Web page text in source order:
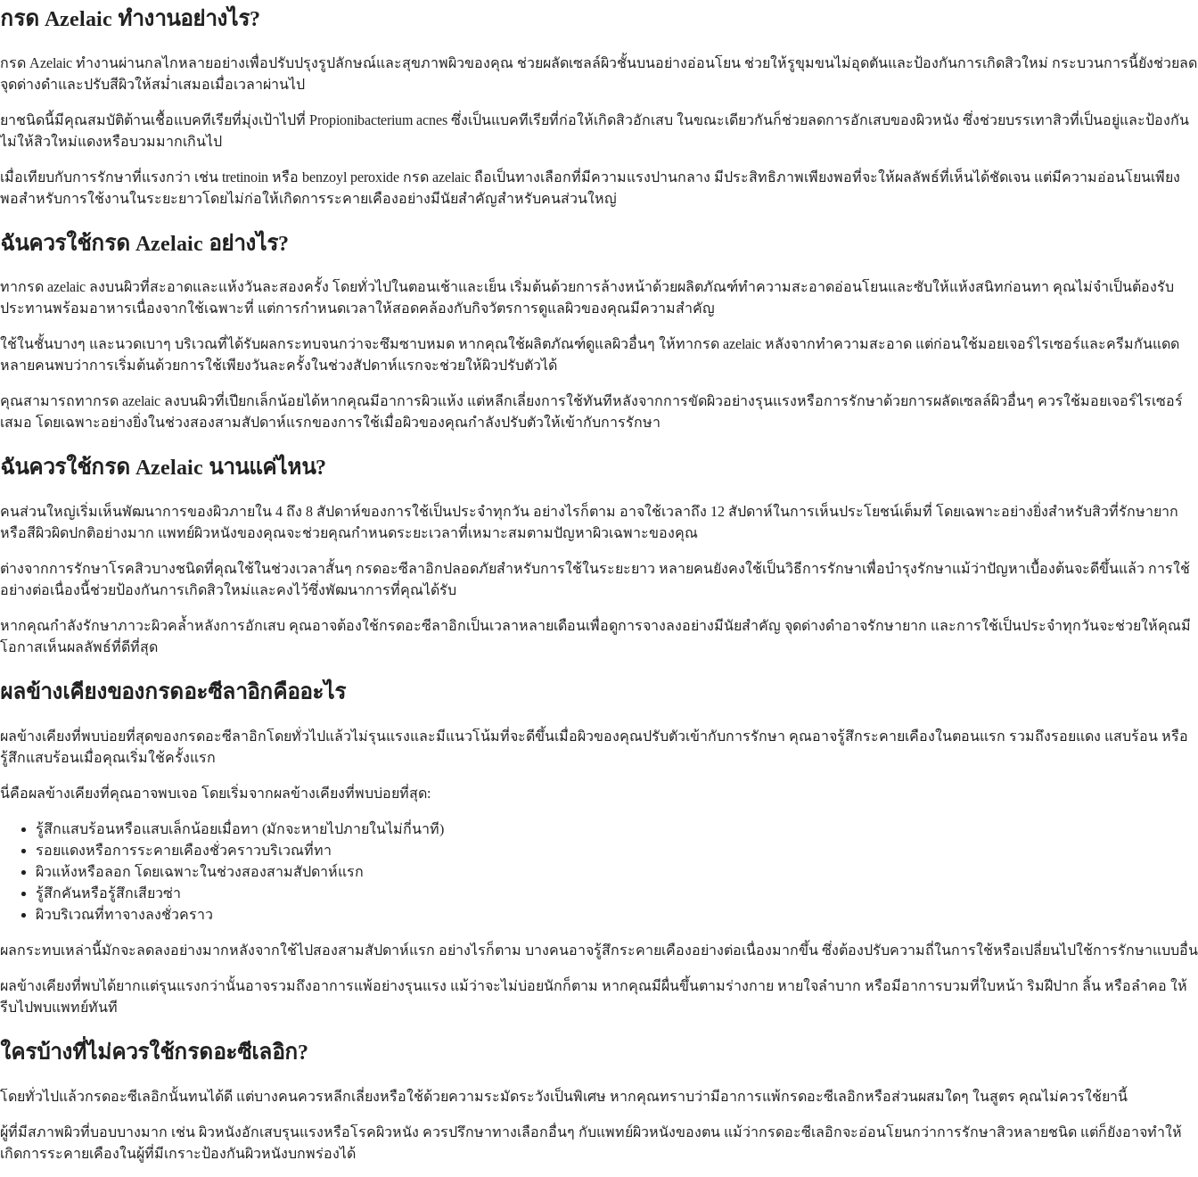
กรด Azelaic ทำงานอย่างไร?
กรด Azelaic ทำงานผ่านกลไกหลายอย่างเพื่อปรับปรุงรูปลักษณ์และสุขภาพผิวของคุณ ช่วยผลัดเซลล์ผิวชั้นบนอย่างอ่อนโยน ช่วยให้รูขุมขนไม่อุดตันและป้องกันการเกิดสิวใหม่ กระบวนการนี้ยังช่วยลด
จุดด่างดำและปรับสีผิวให้สม่ำเสมอเมื่อเวลาผ่านไป
ยาชนิดนี้มีคุณสมบัติต้านเชื้อแบคทีเรียที่มุ่งเป้าไปที่ Propionibacterium acnes ซึ่งเป็นแบคทีเรียที่ก่อให้เกิดสิวอักเสบ ในขณะเดียวกันก็ช่วยลดการอักเสบของผิวหนัง ซึ่งช่วยบรรเทาสิวที่เป็นอยู่และป้องกัน
ไม่ให้สิวใหม่แดงหรือบวมมากเกินไป
เมื่อเทียบกับการรักษาที่แรงกว่า เช่น tretinoin หรือ benzoyl peroxide กรด azelaic ถือเป็นทางเลือกที่มีความแรงปานกลาง มีประสิทธิภาพเพียงพอที่จะให้ผลลัพธ์ที่เห็นได้ชัดเจน แต่มีความอ่อนโยนเพียง
พอสำหรับการใช้งานในระยะยาวโดยไม่ก่อให้เกิดการระคายเคืองอย่างมีนัยสำคัญสำหรับคนส่วนใหญ่
ฉันควรใช้กรด Azelaic อย่างไร?
ทากรด azelaic ลงบนผิวที่สะอาดและแห้งวันละสองครั้ง โดยทั่วไปในตอนเช้าและเย็น เริ่มต้นด้วยการล้างหน้าด้วยผลิตภัณฑ์ทำความสะอาดอ่อนโยนและซับให้แห้งสนิทก่อนทา คุณไม่จำเป็นต้องรับ
ประทานพร้อมอาหารเนื่องจากใช้เฉพาะที่ แต่การกำหนดเวลาให้สอดคล้องกับกิจวัตรการดูแลผิวของคุณมีความสำคัญ
ใช้ในชั้นบางๆ และนวดเบาๆ บริเวณที่ได้รับผลกระทบจนกว่าจะซึมซาบหมด หากคุณใช้ผลิตภัณฑ์ดูแลผิวอื่นๆ ให้ทากรด azelaic หลังจากทำความสะอาด แต่ก่อนใช้มอยเจอร์ไรเซอร์และครีมกันแดด
หลายคนพบว่าการเริ่มต้นด้วยการใช้เพียงวันละครั้งในช่วงสัปดาห์แรกจะช่วยให้ผิวปรับตัวได้
คุณสามารถทากรด azelaic ลงบนผิวที่เปียกเล็กน้อยได้หากคุณมีอาการผิวแห้ง แต่หลีกเลี่ยงการใช้ทันทีหลังจากการขัดผิวอย่างรุนแรงหรือการรักษาด้วยการผลัดเซลล์ผิวอื่นๆ ควรใช้มอยเจอร์ไรเซอร์
เสมอ โดยเฉพาะอย่างยิ่งในช่วงสองสามสัปดาห์แรกของการใช้เมื่อผิวของคุณกำลังปรับตัวให้เข้ากับการรักษา
ฉันควรใช้กรด Azelaic นานแค่ไหน?
คนส่วนใหญ่เริ่มเห็นพัฒนาการของผิวภายใน 4 ถึง 8 สัปดาห์ของการใช้เป็นประจำทุกวัน อย่างไรก็ตาม อาจใช้เวลาถึง 12 สัปดาห์ในการเห็นประโยชน์เต็มที่ โดยเฉพาะอย่างยิ่งสำหรับสิวที่รักษายาก
หรือสีผิวผิดปกติอย่างมาก แพทย์ผิวหนังของคุณจะช่วยคุณกำหนดระยะเวลาที่เหมาะสมตามปัญหาผิวเฉพาะของคุณ
ต่างจากการรักษาโรคสิวบางชนิดที่คุณใช้ในช่วงเวลาสั้นๆ กรดอะซีลาอิกปลอดภัยสำหรับการใช้ในระยะยาว หลายคนยังคงใช้เป็นวิธีการรักษาเพื่อบำรุงรักษาแม้ว่าปัญหาเบื้องต้นจะดีขึ้นแล้ว การใช้
อย่างต่อเนื่องนี้ช่วยป้องกันการเกิดสิวใหม่และคงไว้ซึ่งพัฒนาการที่คุณได้รับ
หากคุณกำลังรักษาภาวะผิวคล้ำหลังการอักเสบ คุณอาจต้องใช้กรดอะซีลาอิกเป็นเวลาหลายเดือนเพื่อดูการจางลงอย่างมีนัยสำคัญ จุดด่างดำอาจรักษายาก และการใช้เป็นประจำทุกวันจะช่วยให้คุณมี
โอกาสเห็นผลลัพธ์ที่ดีที่สุด
ผลข้างเคียงของกรดอะซีลาอิกคืออะไร
ผลข้างเคียงที่พบบ่อยที่สุดของกรดอะซีลาอิกโดยทั่วไปแล้วไม่รุนแรงและมีแนวโน้มที่จะดีขึ้นเมื่อผิวของคุณปรับตัวเข้ากับการรักษา คุณอาจรู้สึกระคายเคืองในตอนแรก รวมถึงรอยแดง แสบร้อน หรือ
รู้สึกแสบร้อนเมื่อคุณเริ่มใช้ครั้งแรก
นี่คือผลข้างเคียงที่คุณอาจพบเจอ โดยเริ่มจากผลข้างเคียงที่พบบ่อยที่สุด:
รู้สึกแสบร้อนหรือแสบเล็กน้อยเมื่อทา (มักจะหายไปภายในไม่กี่นาที)
รอยแดงหรือการระคายเคืองชั่วคราวบริเวณที่ทา
ผิวแห้งหรือลอก โดยเฉพาะในช่วงสองสามสัปดาห์แรก
รู้สึกคันหรือรู้สึกเสียวซ่า
ผิวบริเวณที่ทาจางลงชั่วคราว
ผลกระทบเหล่านี้มักจะลดลงอย่างมากหลังจากใช้ไปสองสามสัปดาห์แรก อย่างไรก็ตาม บางคนอาจรู้สึกระคายเคืองอย่างต่อเนื่องมากขึ้น ซึ่งต้องปรับความถี่ในการใช้หรือเปลี่ยนไปใช้การรักษาแบบอื่น
ผลข้างเคียงที่พบได้ยากแต่รุนแรงกว่านั้นอาจรวมถึงอาการแพ้อย่างรุนแรง แม้ว่าจะไม่บ่อยนักก็ตาม หากคุณมีผื่นขึ้นตามร่างกาย หายใจลำบาก หรือมีอาการบวมที่ใบหน้า ริมฝีปาก ลิ้น หรือลำคอ ให้
รีบไปพบแพทย์ทันที
ใครบ้างที่ไม่ควรใช้กรดอะซีเลอิก?
โดยทั่วไปแล้วกรดอะซีเลอิกนั้นทนได้ดี แต่บางคนควรหลีกเลี่ยงหรือใช้ด้วยความระมัดระวังเป็นพิเศษ หากคุณทราบว่ามีอาการแพ้กรดอะซีเลอิกหรือส่วนผสมใดๆ ในสูตร คุณไม่ควรใช้ยานี้
ผู้ที่มีสภาพผิวที่บอบบางมาก เช่น ผิวหนังอักเสบรุนแรงหรือโรคผิวหนัง ควรปรึกษาทางเลือกอื่นๆ กับแพทย์ผิวหนังของตน แม้ว่ากรดอะซีเลอิกจะอ่อนโยนกว่าการรักษาสิวหลายชนิด แต่ก็ยังอาจทำให้
เกิดการระคายเคืองในผู้ที่มีเกราะป้องกันผิวหนังบกพร่องได้